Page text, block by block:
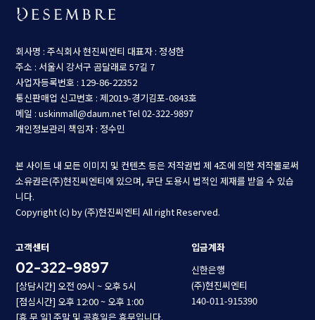
회사명 : 주식회사 현진씨엔티 대표자 : 정성한
주소 : 서울시 강서구 곰달래로 57길 7
사업자등록번호 : 129-86-22352
통신판매업 신고번호 : 제2019-경기김포-0843호
메일 : uskinmall@daum.netTel 02-322-9897
개인정보관리 책임자 : 정수민
본 사이트 내 모든 이미지 및 컨텐츠 등은 저작권법 제 4조에 의한 저작물로써
소유권은(주)현진씨엔티에 있으며, 무단 도용시 법적인 제재를 받을 수 있습
니다.
Copyright (c) by (주)현진씨엔티 All right Reserved.
고객센터
02-322-9897
[상담시간] 오전 09시 ~ 오후 5시
[점심시간] 오후 12:00 ~ 오후 1:00
[휴 무 일] 주말 및 공휴일은 휴무입니다.
입금계좌
신한은행
(주)현진씨엔티
140-011-915390